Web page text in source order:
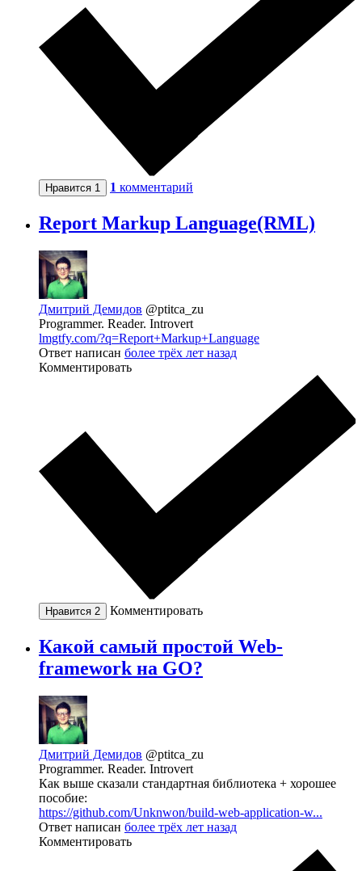
Нравится 1 1 комментарий
Report Markup Language(RML)
Дмитрий Демидов @ptitca_zu
Programmer. Reader. Introvert
lmgtfy.com/?q=Report+Markup+Language
Ответ написан более трёх лет назад
Комментировать
Нравится 2 Комментировать
Какой самый простой Web-
framework на GO?
Дмитрий Демидов @ptitca_zu
Programmer. Reader. Introvert
Как выше сказали стандартная библиотека + хорошее
пособие:
https://github.com/Unknwon/build-web-application-w...
Ответ написан более трёх лет назад
Комментировать